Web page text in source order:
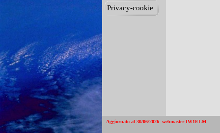
Privacy-cookie
Aggiornato al 30/06/2026  webmaster IW1ELM